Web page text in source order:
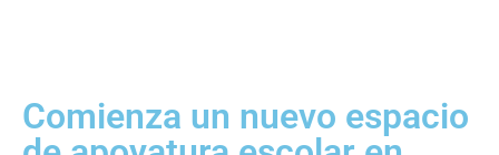
Comienza un nuevo espacio